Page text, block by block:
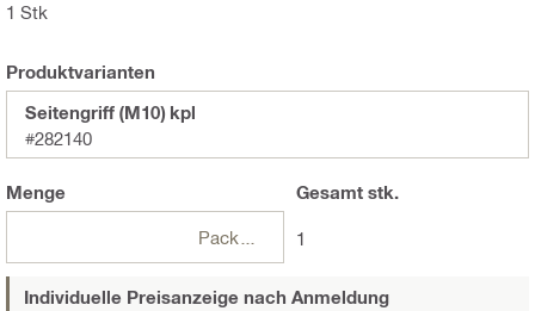
1 Stk
Produktvarianten
Seitengriff (M10) kpl
#282140
Menge
Packungen
Gesamtstk.
1
Individuelle Preisanzeige nach Anmeldung